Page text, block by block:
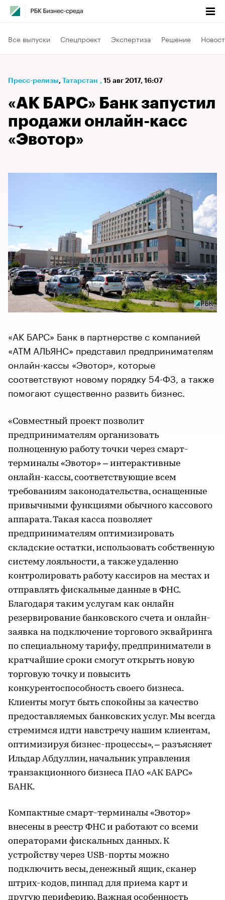
Все выпуски Спецпроект Экспертиза Решение
Пресс-релизы⁠, Татарстан , 15 авг 2017, 16:07
«АК БАРС» Банк запустил
продажи онлайн-касс
«Эвотор»
«АК БАРС» Банк в партнерстве с компанией
«АТМ АЛЬЯНС» представил предпринимателям
онлайн-кассы «Эвотор», которые
соответствуют новому порядку 54-ФЗ, а также
помогают существенно развить бизнес.
«Совместный проект позволит
предпринимателям организовать
полноценную работу точки через смарт-
терминалы «Эвотор» – интерактивные
онлайн-кассы, соответствующие всем
требованиям законодательства, оснащенные
привычными функциями обычного кассового
аппарата. Такая касса позволяет
предпринимателям оптимизировать
складские остатки, использовать собственную
систему лояльности, а также удаленно
контролировать работу кассиров на местах и
отправлять фискальные данные в ФНС.
Благодаря таким услугам как онлайн
резервирование банковского счета и онлайн-
заявка на подключение торгового эквайринга
по специальному тарифу, предприниматели в
кратчайшие сроки смогут открыть новую
торговую точку и повысить
конкурентоспособность своего бизнеса.
Клиенты могут быть спокойны за качество
предоставляемых банковских услуг. Мы всегда
стремимся идти навстречу нашим клиентам,
оптимизируя бизнес-процессы», – разъясняет
Ильдар Абдуллин, начальник управления
транзакционного бизнеса ПАО «АК БАРС»
БАНК.
Компактные смарт-терминалы «Эвотор»
внесены в реестр ФНС и работают со всеми
операторами фискальных данных. К
устройству через USB-порты можно
подключить весы, денежный ящик, сканер
штрих-кодов, пинпад для приема карт и
другую периферию. Важная особенность